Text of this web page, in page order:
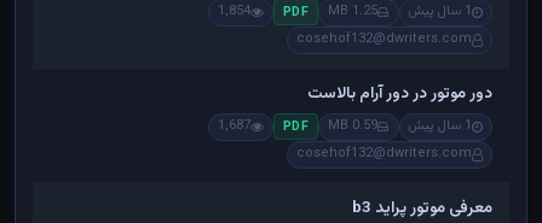
1 سال پیش 1.25 MB
PDF
1,854
cosehof132@dwriters.com
دور موتور در دور آرام بالاست
1 سال پیش 0.59 MB
PDF
1,687
cosehof132@dwriters.com
معرفی موتور پراید b3